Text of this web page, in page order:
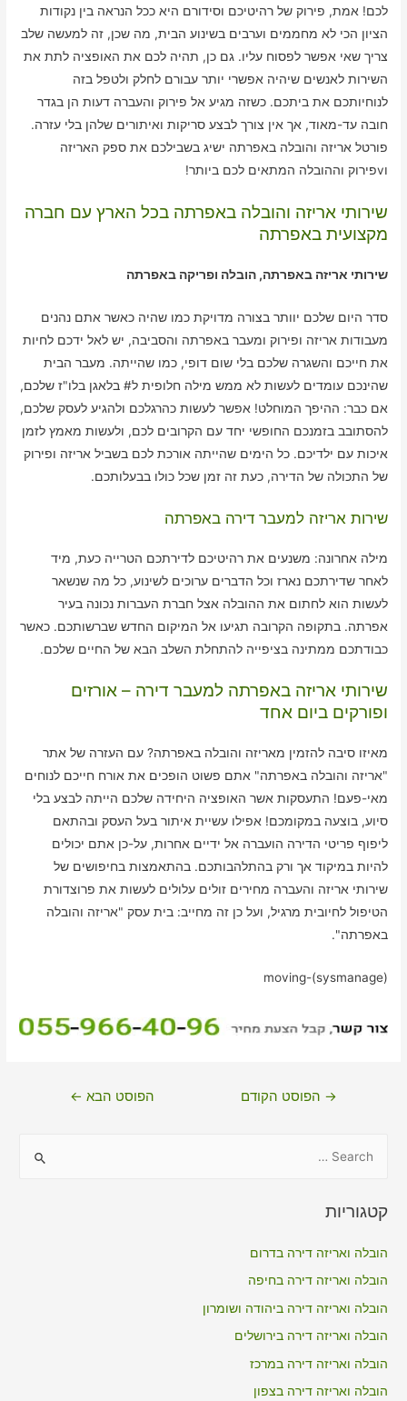
לכם! אמת, פירוק של רהיטיכם וסידורם היא ככל הנראה בין נקודות
הציון הכי לא מחממים וערבים בשינוע הבית, מה שכן, זה למעשה שלב
צריך שאי אפשר לפסוח עליו. גם כן, תהיה לכם את האופציה לתת את
השירות לאנשים שיהיה אפשרי יותר עבורם לחלק ולטפל בזה
לנוחיותכם את ביתכם. כשזה מגיע אל פירוק והעברה דעות הן בגדר
חובה עד-מאוד, אך אין צורך לבצע סריקות ואיתורים שלהן בלי עזרה.
פורטל אריזה והובלה באפרתה ישיג בשבילכם את ספק האריזה
וvפירוק וההובלה המתאים לכם ביותר!
שירותי אריזה והובלה באפרתה בכל הארץ עם חברה
מקצועית באפרתה
שירותי אריזה באפרתה, הובלה ופריקה באפרתה
סדר היום שלכם יוותר בצורה מדויקת כמו שהיה כאשר אתם נהנים
מעבודות אריזה ופירוק ומעבר באפרתה והסביבה, יש לאל ידכם לחיות
את חייכם והשגרה שלכם בלי שום דופי, כמו שהייתה. מעבר הבית
שהינכם עומדים לעשות לא ממש מילה חלופית ל# בלאגן בלו"ז שלכם,
אם כבר: ההיפך המוחלט! אפשר לעשות כהרגלכם ולהגיע לעסק שלכם,
להסתובב בזמנכם החופשי יחד עם הקרובים לכם, ולעשות מאמץ לזמן
איכות עם ילדיכם. כל הימים שהייתה אורכת לכם בשביל אריזה ופירוק
של התכולה של הדירה, כעת זה זמן שכל כולו בבעלותכם.
שירות אריזה למעבר דירה באפרתה
מילה אחרונה: משנעים את רהיטיכם לדירתכם הטרייה כעת, מיד
לאחר שדירתכם נארז וכל הדברים ערוכים לשינוע, כל מה שנשאר
לעשות הוא לחתום את ההובלה אצל חברת העברות נכונה בעיר
אפרתה. בתקופה הקרובה תגיעו אל המיקום החדש שברשותכם. כאשר
כבודתכם ממתינה בציפייה להתחלת השלב הבא של החיים שלכם.
שירותי אריזה באפרתה למעבר דירה – אורזים
ופורקים ביום אחד
מאיזו סיבה להזמין מאריזה והובלה באפרתה? עם העזרה של אתר
"אריזה והובלה באפרתה" אתם פשוט הופכים את אורח חייכם לנוחים
מאי-פעם! התעסקות אשר האופציה היחידה שלכם הייתה לבצע בלי
סיוע, בוצעה במקומכם! אפילו עשיית איתור בעל העסק ובהתאם
ליפוף פריטי הדירה הועברה אל ידיים אחרות, על-כן אתם יכולים
להיות במיקוד אך ורק בהתלהבותכם. בהתאמצות בחיפושים של
שירותי אריזה והעברה מחירים זולים עלולים לעשות את פרוצדורת
הטיפול לחיובית מרגיל, ועל כן זה מחייב: בית עסק "אריזה והובלה
באפרתה".
moving-(sysmanage)
ניווט→ הפוסט הקודם הפוסט הבא ←
r
o
r
:
קטגוריות
הובלה ואריזה דירה בדרום
הובלה ואריזה דירה בחיפה
הובלה ואריזה דירה ביהודה ושומרון
הובלה ואריזה דירה בירושלים
הובלה ואריזה דירה במרכז
הובלה ואריזה דירה בצפון